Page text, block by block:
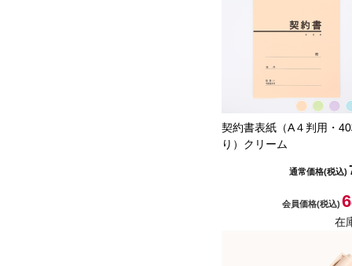
契約書表紙（A４判用・
り）クリーム
通常価格(税込)
会員価格(税込)
在